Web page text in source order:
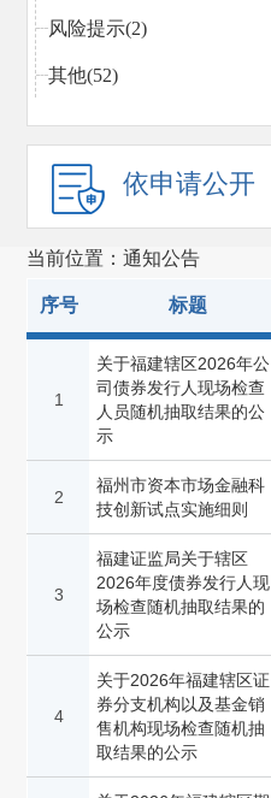
风险提示(2)
其他(52)
依申请公开
当前位置：通知公告
序号 标题
1
关于福建辖区2026年公
司债券发行人现场检查
人员随机抽取结果的公
示
2
福州市资本市场金融科
技创新试点实施细则
3
福建证监局关于辖区
2026年度债券发行人现
场检查随机抽取结果的
公示
4
关于2026年福建辖区证
券分支机构以及基金销
售机构现场检查随机抽
取结果的公示